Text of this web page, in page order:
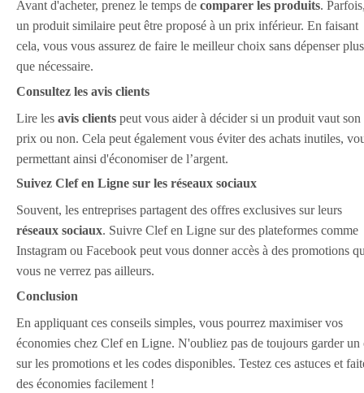
Avant d'acheter, prenez le temps de comparer les produits.
un produit similaire peut être proposé à un prix inférieur. En faisant
cela, vous vous assurez de faire le meilleur choix sans dépenser plus
que nécessaire.
Consultez les avis clients
Lire les avis clients peut vous aider à décider si un produit vaut son
prix ou non. Cela peut également vous éviter des achats inutiles,
permettant ainsi d'économiser de l’argent.
Suivez Clef en Ligne sur les réseaux sociaux
Souvent, les entreprises partagent des offres exclusives sur leurs
réseaux sociaux. Suivre Clef en Ligne sur des plateformes comme
Instagram ou Facebook peut vous donner accès à des promotions
vous ne verrez pas ailleurs.
Conclusion
En appliquant ces conseils simples, vous pourrez maximiser vos
économies chez Clef en Ligne. N'oubliez pas de toujours garder
sur les promotions et les codes disponibles. Testez ces astuces et
des économies facilement !